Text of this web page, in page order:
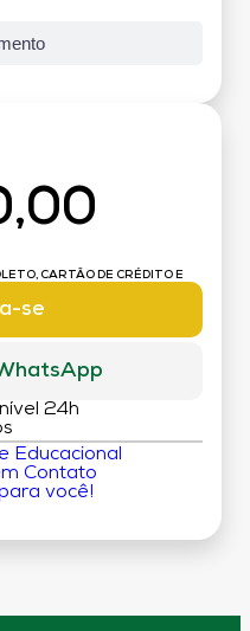
CARTÃO DE CRÉDITO E
se
24h
Educacional
Contato
você!